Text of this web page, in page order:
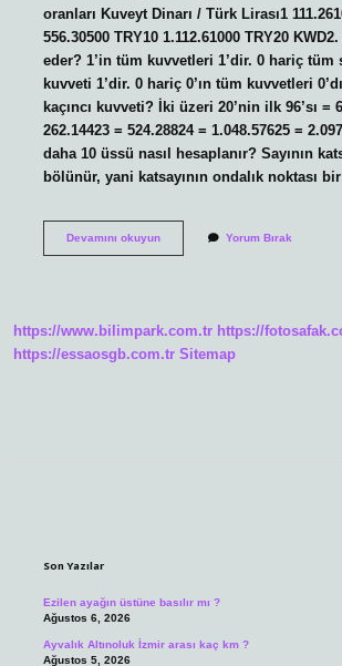
oranları Kuveyt Dinarı / Türk Lirası1
556.30500 TRY10 1.112.61000 TRY20
eder? 1’in tüm kuvvetleri 1’dir. 0 hariç tüm
kuvveti 1’dir. 0 hariç 0’ın tüm kuvvetleri
kaçıncı kuvveti? İki üzeri 20’nin ilk 96’sı =
262.14423 = 524.28824 = 1.048.57625 =
daha 10 üssü nasıl hesaplanır? Sayının
bölünür, yani katsayının ondalık noktası
Devamını okuyun10
Yorum Bırak
https://www.bilimpark.com.tr https://
https://essaosgb.com.tr Sitemap
Son Yazılar
Ezilen ayağın üstüne basılır mı ?
Ağustos 6, 2026
Ayvalık Altınoluk İzmir arası kaç km ?
Ağustos 5, 2026